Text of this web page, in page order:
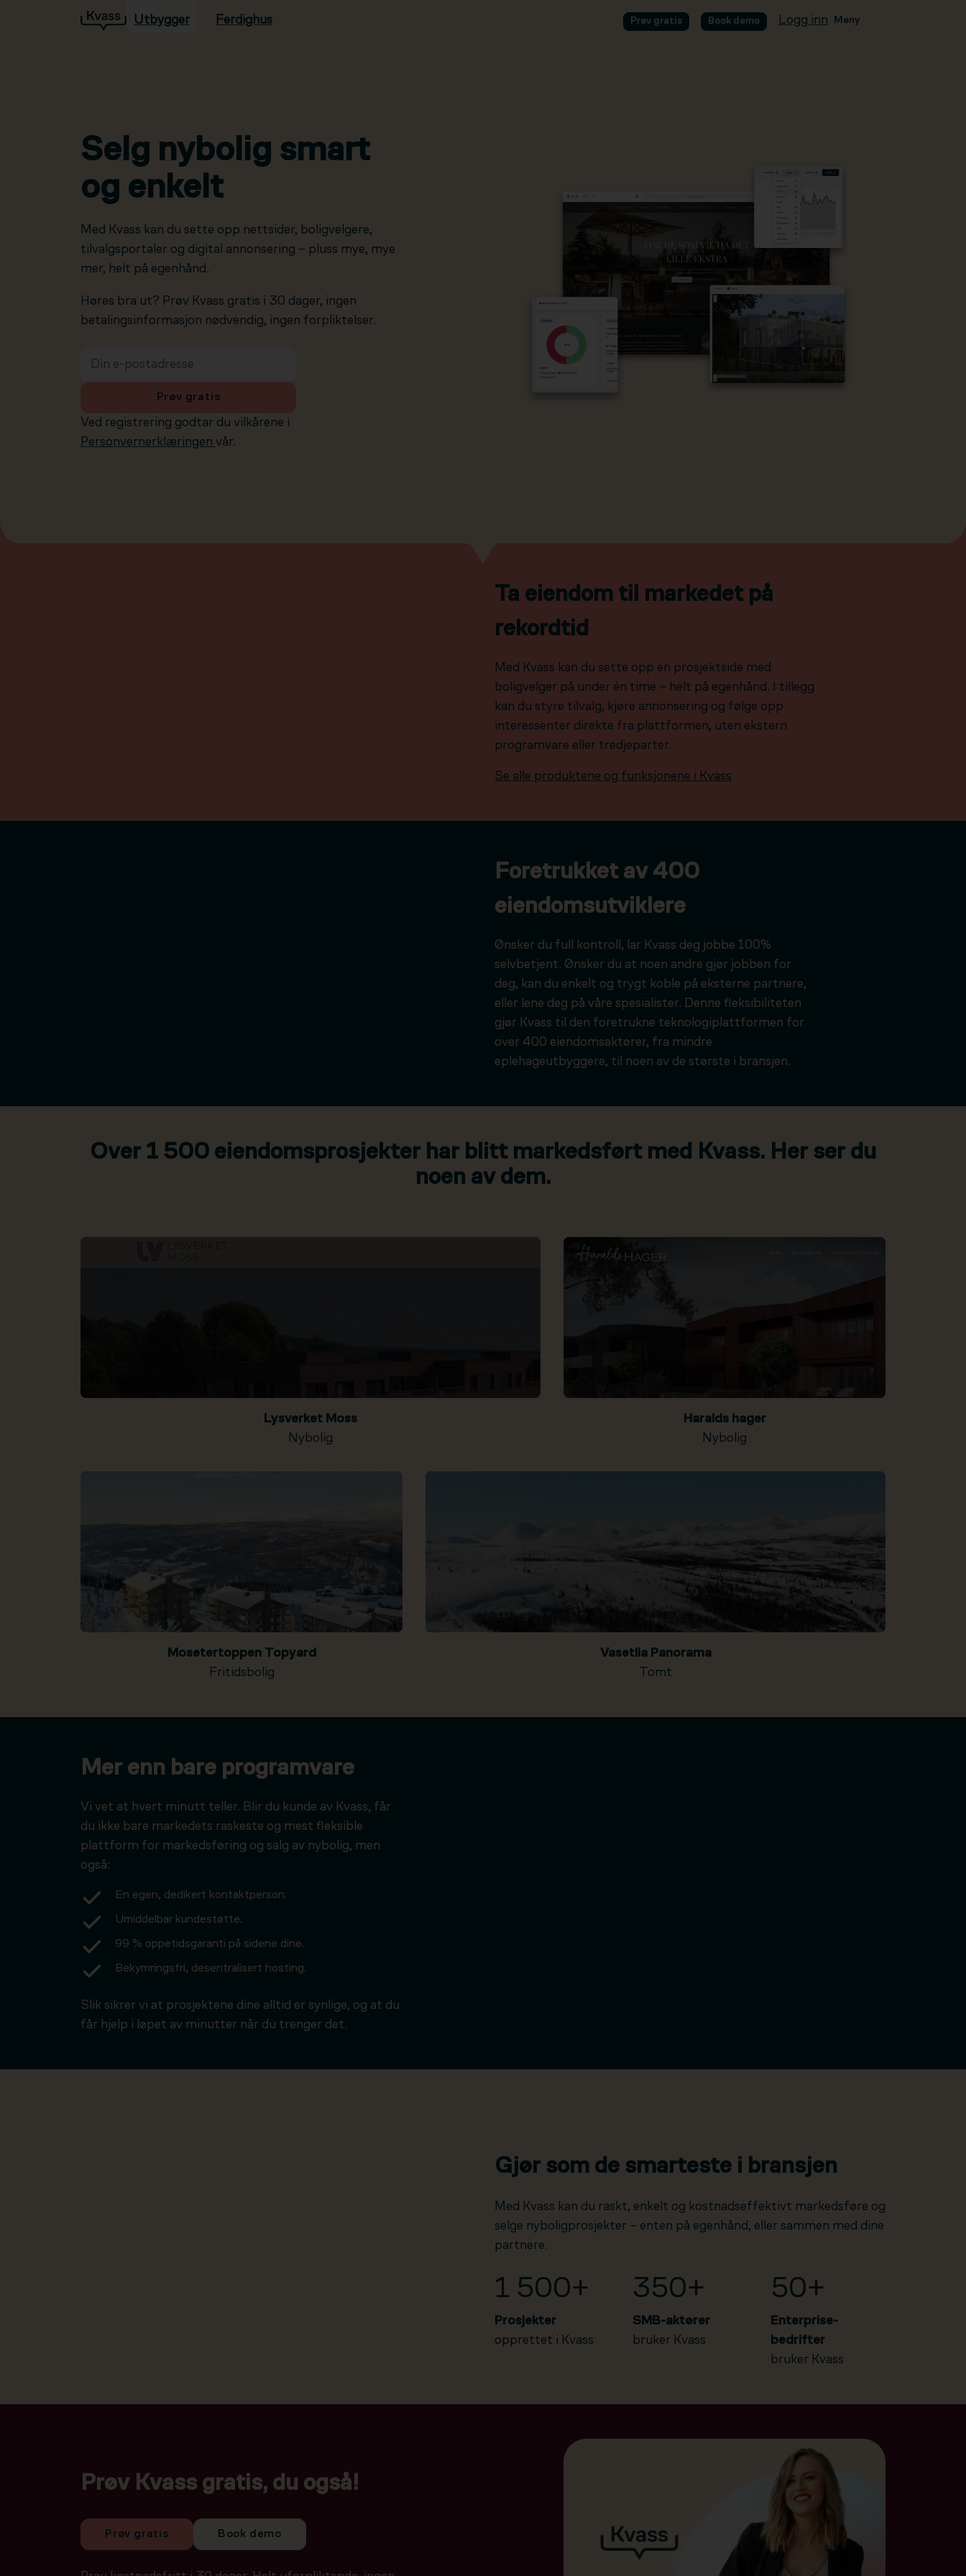
Hopp til hovedinnholdUtbygger Ferdighus Prøv gratis Book demo Logg inn Meny
Selg nybolig smart
og enkelt
Med Kvass kan du sette opp nettsider, boligvelgere,
tilvalgsportaler og digital annonsering – pluss mye, mye
mer, helt på egenhånd.
Høres bra ut? Prøv Kvass gratis i 30 dager, ingen
betalingsinformasjon nødvendig, ingen forpliktelser.
Ved registrering godtar du vilkårene i
Personvernerklæringen vår.
Prøv gratis
Ta eiendom til markedet på
rekordtid
Med Kvass kan du sette opp en prosjektside med
boligvelger på under én time – helt på egenhånd. I tillegg
kan du styre tilvalg, kjøre annonsering og følge opp
interessenter direkte fra plattformen, uten ekstern
programvare eller tredjeparter.
Se alle produktene og funksjonene i Kvass
Foretrukket av 400
eiendomsutviklere
Ønsker du full kontroll, lar Kvass deg jobbe 100%
selvbetjent. Ønsker du at noen andre gjør jobben for
deg, kan du enkelt og trygt koble på eksterne partnere,
eller lene deg på våre spesialister. Denne fleksibiliteten
gjør Kvass til den foretrukne teknologiplattformen for
over 400 eiendomsaktører, fra mindre
eplehageutbyggere, til noen av de største i bransjen.
Over 1 500 eiendomsprosjekter har blitt markedsført med Kvass. Her ser du
noen av dem.
Lysverket Moss
Nybolig
Haralds hager
Nybolig
Mosetertoppen Topyard
Fritidsbolig
Vasetlia Panorama
Tomt
Mer enn bare programvare
Vi vet at hvert minutt teller. Blir du kunde av Kvass, får
du ikke bare markedets raskeste og mest fleksible
plattform for markedsføring og salg av nybolig, men
også:
En egen, dedikert kontaktperson.
Umiddelbar kundestøtte.
99 % oppetidsgaranti på sidene dine.
Bekymringsfri, desentralisert hosting.
Slik sikrer vi at prosjektene dine alltid er synlige, og at du
får hjelp i løpet av minutter når du trenger det.
Gjør som de smarteste i bransjen
Med Kvass kan du raskt, enkelt og kostnadseffektivt markedsføre og
selge nyboligprosjekter – enten på egenhånd, eller sammen med dine
partnere.
1 500+
Prosjekter
opprettet i Kvass
350+
SMB-aktører
bruker Kvass
50+
Enterprise-
bedrifter
bruker Kvass
Prøv Kvass gratis, du også!
Prøv gratis Book demo